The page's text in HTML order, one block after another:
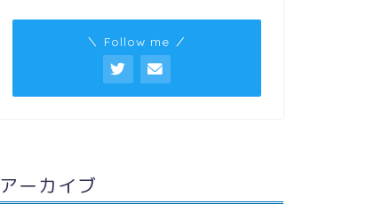
＼ Follow me ／
アーカイブ